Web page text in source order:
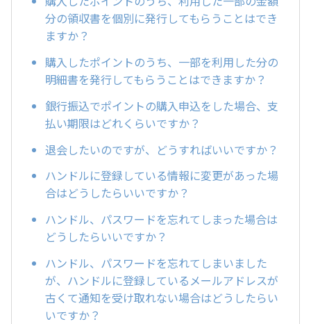
分の領収書を個別に発行してもらうことはでき
ますか？
購入したポイントのうち、一部を利用した分の
明細書を発行してもらうことはできますか？
銀行振込でポイントの購入申込をした場合、支
払い期限はどれくらいですか？
退会したいのですが、どうすればいいですか？
ハンドルに登録している情報に変更があった場
合はどうしたらいいですか？
ハンドル、パスワードを忘れてしまった場合は
どうしたらいいですか？
ハンドル、パスワードを忘れてしまいました
が、ハンドルに登録しているメールアドレスが
古くて通知を受け取れない場合はどうしたらい
いですか？